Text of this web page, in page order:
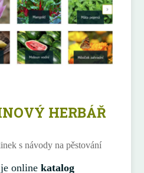
HERBÁŘ
s návody na pěstování
online katalog